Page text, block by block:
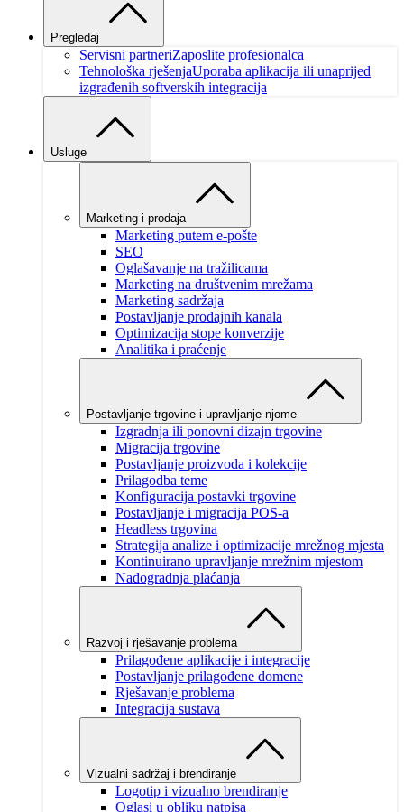
Pregledaj
Servisni partneriZaposlite profesionalca
Tehnološka rješenjaUporaba aplikacija ili unaprijed
izgrađenih softverskih integracija
Usluge
Marketing i prodaja
Marketing putem e-pošte
SEO
Oglašavanje na tražilicama
Marketing na društvenim mrežama
Marketing sadržaja
Postavljanje prodajnih kanala
Optimizacija stope konverzije
Analitika i praćenje
Postavljanje trgovine i upravljanje njome
Izgradnja ili ponovni dizajn trgovine
Migracija trgovine
Postavljanje proizvoda i kolekcije
Prilagodba teme
Konfiguracija postavki trgovine
Postavljanje i migracija POS-a
Headless trgovina
Strategija analize i optimizacije mrežnog mjesta
Kontinuirano upravljanje mrežnim mjestom
Nadogradnja plaćanja
Razvoj i rješavanje problema
Prilagođene aplikacije i integracije
Postavljanje prilagođene domene
Rješavanje problema
Integracija sustava
Vizualni sadržaj i brendiranje
Logotip i vizualno brendiranje
Oglasi u obliku natpisa